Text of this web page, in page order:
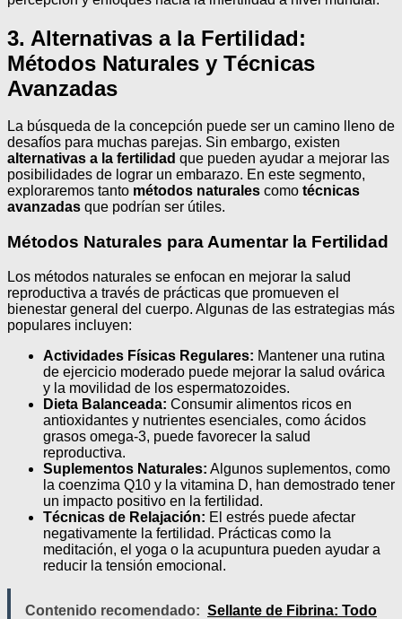
3. Alternativas a la Fertilidad:
Métodos Naturales y Técnicas
Avanzadas
La búsqueda de la concepción puede ser un camino lleno de
desafíos para muchas parejas. Sin embargo, existen
alternativas a la fertilidad que pueden ayudar a mejorar las
posibilidades de lograr un embarazo. En este segmento,
exploraremos tanto métodos naturales como técnicas
avanzadas que podrían ser útiles.
Métodos Naturales para Aumentar la Fertilidad
Los métodos naturales se enfocan en mejorar la salud
reproductiva a través de prácticas que promueven el
bienestar general del cuerpo. Algunas de las estrategias más
populares incluyen:
Actividades Físicas Regulares: Mantener una rutina
de ejercicio moderado puede mejorar la salud ovárica
y la movilidad de los espermatozoides.
Dieta Balanceada: Consumir alimentos ricos en
antioxidantes y nutrientes esenciales, como ácidos
grasos omega-3, puede favorecer la salud
reproductiva.
Suplementos Naturales: Algunos suplementos, como
la coenzima Q10 y la vitamina D, han demostrado tener
un impacto positivo en la fertilidad.
Técnicas de Relajación: El estrés puede afectar
negativamente la fertilidad. Prácticas como la
meditación, el yoga o la acupuntura pueden ayudar a
reducir la tensión emocional.
Contenido recomendado: Sellante de Fibrina: Todo